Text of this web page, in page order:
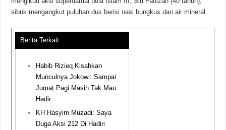
sibuk mengangkut puluhan dus berisi nasi bungkus dan air mineral.
Berita Terkait
Habib Rizieq Kisahkan
Munculnya Jokowi: Sampai
Jumat Pagi Masih Tak Mau
Hadir
KH Hasyim Muzadi: Saya
Duga Aksi 212 Di Hadiri